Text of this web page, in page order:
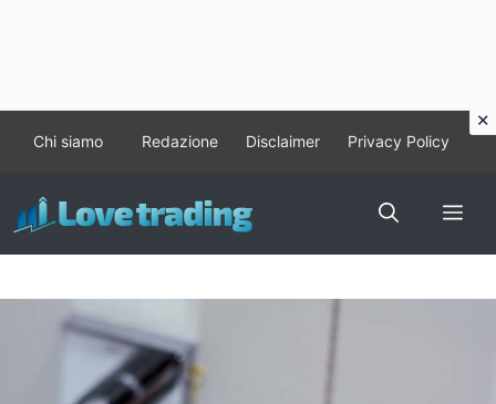
contenuto
Chi siamo Redazione Disclaimer Privacy Policy